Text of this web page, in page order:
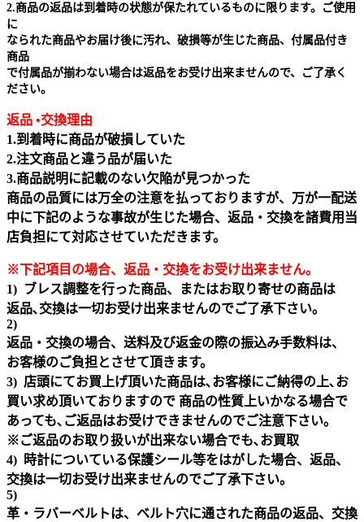
2.商品の返品は到着時の状態が保たれているものに限ります。ご使用
に
なられた商品やお届け後に汚れ、破損等が生じた商品、付属品付き
商品
で付属品が揃わない場合は返品をお受け出来ませんので、ご了承く
ださい。
返品 •交換理由
1.到着時に商品が破損していた
2.注文商品と違う品が届いた
3.商品説明に記載のない欠陥が見つかった
商品の品質には万全の注意を払っておりますが、万が一配送
中に下記のような事故が生じた場合、返品・交換を諸費用当
店負担にて対応させていただきます。
※下記項目の場合、返品・交換をお受け出来ません｡
1) ブレス調整を行った商品、またはお取り寄せの商品は
返品､交換は一切お受け出来ませんのでご了承下さい。
2)
返品・交換の場合、送料及び返金の際の振込み手数料は、
お客様のご負担とさせて頂きます。
3) 店頭にてお買上げ頂いた商品は､お客様にご納得の上､お
買い求め頂いておりますので 商品の性質上いかなる場合で
あっても､ご返品はお受けできませんのでご注意下さい｡
※ご返品のお取り扱いが出来ない場合でも､お買取
4) 時計についている保護シール等をはがした場合、返品、
交換は一切お受け出来ませんのでご了承下さい。
5)
革・ラバーベルトは、ベルト穴に通された商品の返品、交換